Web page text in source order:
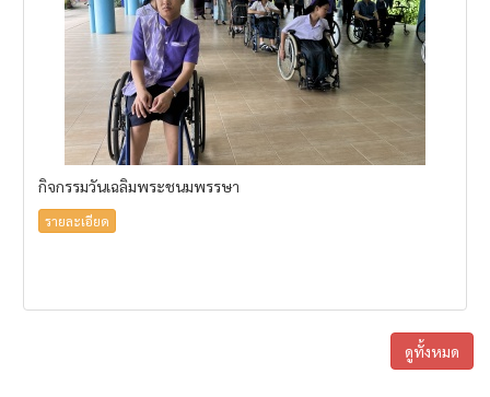
กิจกรรมวันเฉลิมพระชนมพรรษา
รายละเอียด
ดูทั้งหมด